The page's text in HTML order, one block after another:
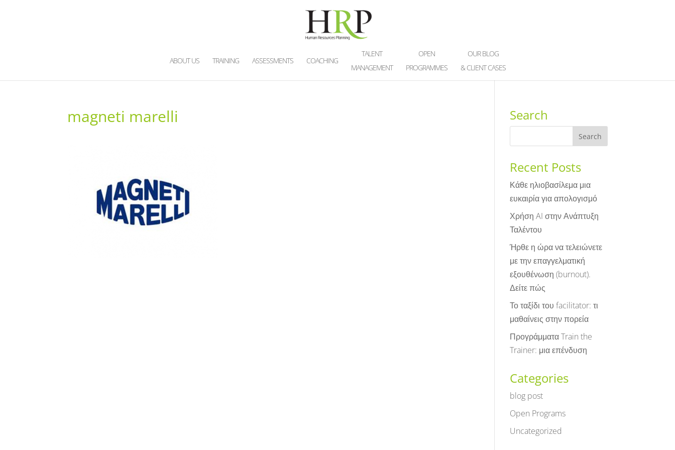
ABOUT US TRAINING ASSESSMENTS COACHING
TALENT
MANAGEMENT
OPEN
PROGRAMMES
OUR BLOG
& CLIENT CASES
magneti marelli Search
Recent Posts
Κάθε ηλιοβασίλεμα μια
ευκαιρία για απολογισμό
Χρήση AI στην Ανάπτυξη
Ταλέντου
Ήρθε η ώρα να τελειώνετε
με την επαγγελματική
εξουθένωση (burnout).
Δείτε πώς
Το ταξίδι του facilitator: τι
μαθαίνεις στην πορεία
Προγράμματα Train the
Trainer: μια επένδυση
Categories
blog post
Open Programs
Uncategorized